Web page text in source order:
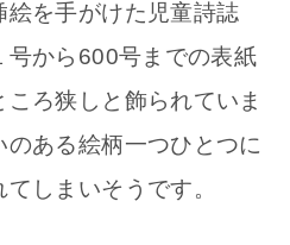
を手がけた児童詩誌
号から600号までの表紙
ろ狭しと飾られていま
ある絵柄一つひとつに
しまいそうです。